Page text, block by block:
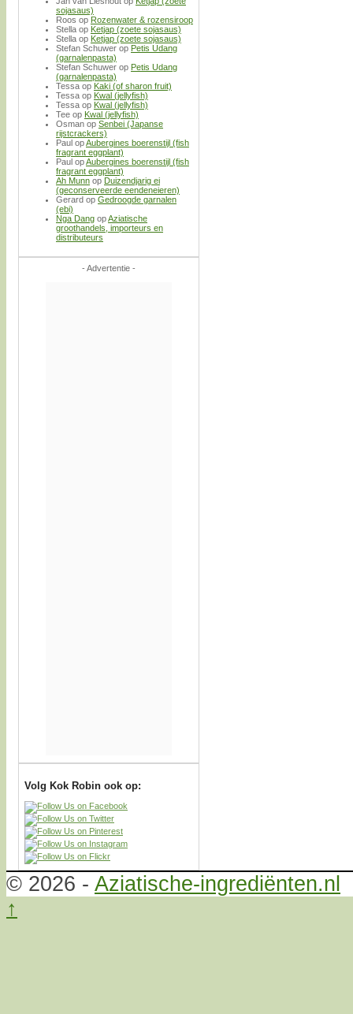
sojasaus)
Roos op Rozenwater & rozensiroop
Stella op Ketjap (zoete sojasaus)
Stella op Ketjap (zoete sojasaus)
Stefan Schuwer op Petis Udang
(garnalenpasta)
Stefan Schuwer op Petis Udang
(garnalenpasta)
Tessa op Kaki (of sharon fruit)
Tessa op Kwal (jellyfish)
Tessa op Kwal (jellyfish)
Tee op Kwal (jellyfish)
Osman op Senbei (Japanse
rijstcrackers)
Paul opAubergines boerenstijl (fish
fragrant eggplant)
Paul opAubergines boerenstijl (fish
fragrant eggplant)
Ah Munn op Duizendjarig ei
(geconserveerde eendeneieren)
Gerard op Gedroogde garnalen
(ebi)
Nga Dang opAziatische
groothandels, importeurs en
distributeurs
- Advertentie -
Volg Kok Robin ook op:
© 2026 - Aziatische-ingrediënten.nl
↑